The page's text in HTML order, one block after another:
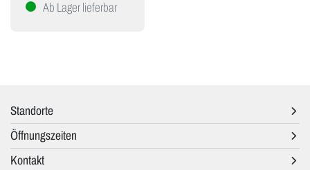
Ab Lager lieferbar
Standorte
Öffnungszeiten
Kontakt